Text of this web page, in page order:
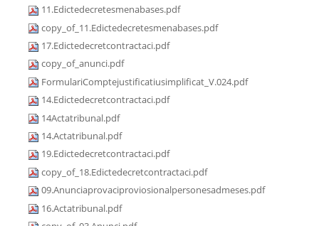
11.Edictedecretesmenabases.pdf
copy_of_11.Edictedecretesmenabases.pdf
17.Edictedecretcontractaci.pdf
copy_of_anunci.pdf
FormulariComptejustificatiusimplificat_V.024.pdf
14.Edictedecretcontractaci.pdf
14Actatribunal.pdf
14.Actatribunal.pdf
19.Edictedecretcontractaci.pdf
copy_of_18.Edictedecretcontractaci.pdf
09.Anunciaprovaciproviosionalpersonesadmeses.pdf
16.Actatribunal.pdf